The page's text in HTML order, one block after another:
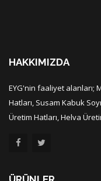
HAKKIMIZDA
EYG'nin faaliyet alanları;
Hatları, Susam Kabuk
Üretim Hatları, Helva